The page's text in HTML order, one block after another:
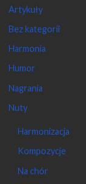
Artykuły
Bez kategorii
Harmonia
Humor
Nagrania
Nuty
Harmonizacja
Kompozycje
Na chór